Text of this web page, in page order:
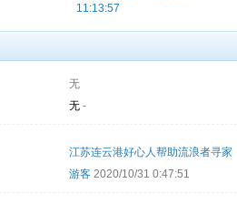
11:13:57
无
无 -
江苏连云港好心人帮助流浪者寻家
游客 2020/10/31 0:47:51